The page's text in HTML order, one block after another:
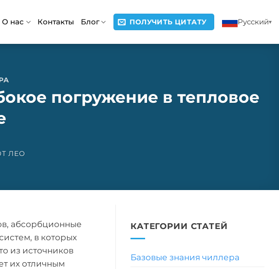
О нас Контакты Блог ПОЛУЧИТЬ ЦИТАТУ Русский
погружение в тепловое
ЛЕО
абсорбционные
в которых
из источников
их отличным
КАТЕГОРИИ СТАТЕЙ
Базовые знания чиллера